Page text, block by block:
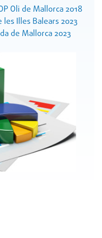
Oli de Mallorca 2018
Illes Balears 2023
de Mallorca 2023